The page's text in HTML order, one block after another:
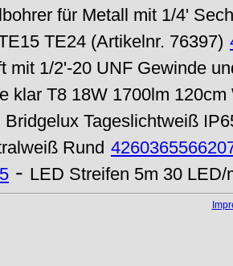
für Metall mit 1/4'
TE24 (Artikelnr. 76397)
mit 1/2'-20 UNF Gewinde
klar T8 18W 1700lm 120cm
Bridgelux Tageslichtweiß
Rund
- LED Streifen 5m 30